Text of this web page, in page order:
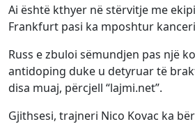
Ai është kthyer në stërvitje me
Frankfurt pasi ka mposhtur
Russ e zbuloi sëmundjen pas një
antidoping duke u detyruar të
disa muaj, përcjell “lajmi.net”.
Gjithsesi, trajneri Nico Kovac ka